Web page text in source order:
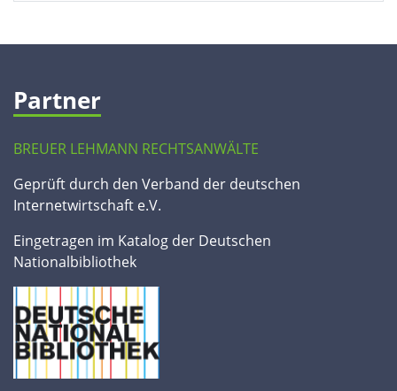
Partner
BREUER LEHMANN RECHTSANWÄLTE
Geprüft durch den Verband der deutschen
Internetwirtschaft e.V.
Eingetragen im Katalog der Deutschen
Nationalbibliothek